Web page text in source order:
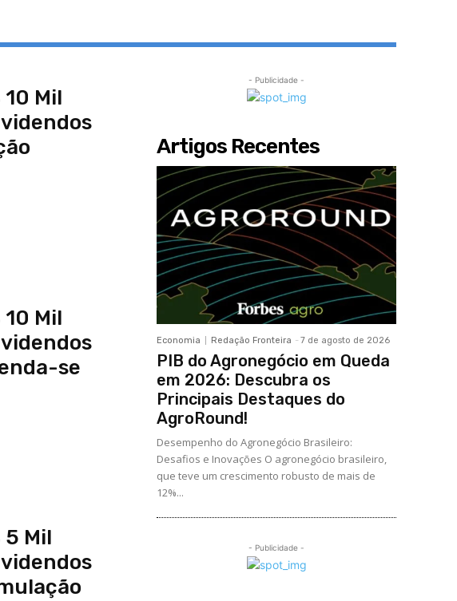
Mil
Mil
se
Mil
- Publicidade -
Artigos Recentes
Economia Redação Fronteira - 7 de agosto de 2026
PIB do Agronegócio em Queda
em 2026: Descubra os
Principais Destaques do
AgroRound!
Desempenho do Agronegócio Brasileiro:
Desafios e Inovações O agronegócio brasileiro,
que teve um crescimento robusto de mais de
12%...
- Publicidade -